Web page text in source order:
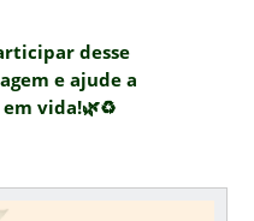
desse
e ajude a
vida!🌿♻️